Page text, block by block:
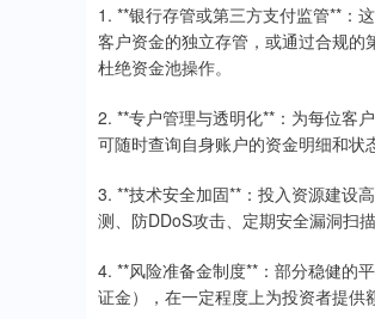
1. **银行存管或第三方支付监管**：
客户资金的独立存管，或通过合规的
杜绝资金池操作。
2. **专户管理与透明化**：为每位客
可随时查询自身账户的资金明细和状态
3. **技术安全加固**：投入资源建设
测、防DDoS攻击、定期安全漏洞扫
4. **风险准备金制度**：部分稳健的
证金），在一定程度上为投资者提供